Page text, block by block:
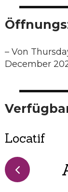
– Von
December
Locatif